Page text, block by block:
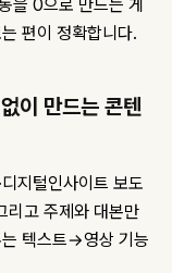
을 0으로 만드는 게
편이 정확합니다.
이 만드는 콘텐
지털인사이트 보도
리고 주제와 대본만
는 텍스트→영상 기능